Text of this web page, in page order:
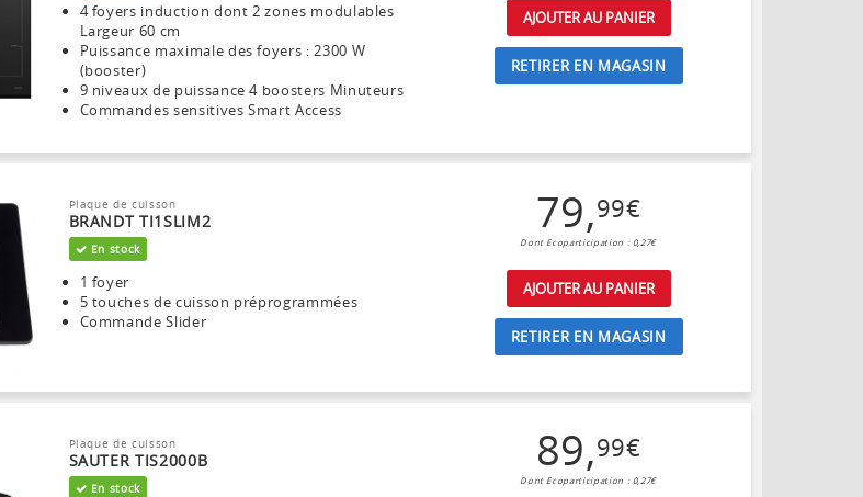
4 foyers induction dont 2 zones modulables
Largeur 60 cm
Puissance maximale des foyers : 2300 W
(booster)
9 niveaux de puissance 4 boosters Minuteurs
Commandes sensitives Smart Access
AJOUTER AU PANIER
RETIRER EN MAGASIN
Plaque de cuisson
BRANDT TI1SLIM2
En stock
1 foyer
5 touches de cuisson préprogrammées
Commande Slider
79,99€
Dont Ecoparticipation : 0,27€
AJOUTER AU PANIER
RETIRER EN MAGASIN
Plaque de cuisson
SAUTER TIS2000B
En stock
89,99€
Dont Ecoparticipation : 0,27€